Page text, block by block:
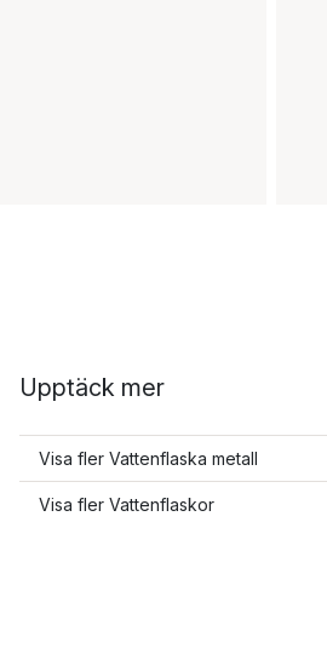
Upptäck mer
Visa fler Vattenflaska metall
Visa fler Vattenflaskor